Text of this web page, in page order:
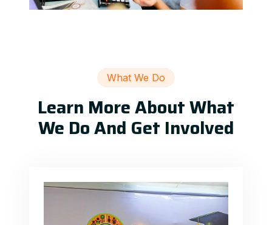
What We Do
Learn More About What
We Do And Get Involved